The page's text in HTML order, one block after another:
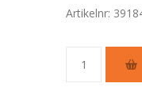
Artikelnr: